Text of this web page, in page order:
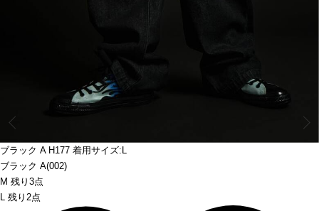
ブラック A H177 着用サイズ:L
ブラック A(002)
M 残り3点
L 残り2点